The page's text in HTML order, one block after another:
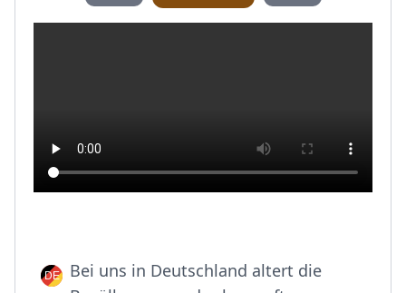
Bei uns in Deutschland altert die